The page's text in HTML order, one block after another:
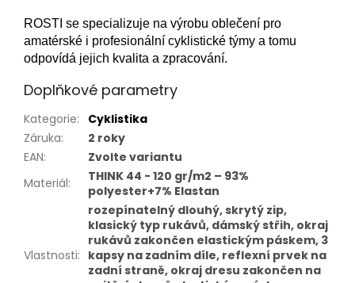
ROSTI se specializuje na výrobu oblečení pro
amatérské i profesionální cyklistické týmy a tomu
odpovídá jejich kvalita a zpracování.
Doplňkové parametry
Kategorie:
Cyklistika
Záruka:
2 roky
EAN:
Zvolte variantu
Materiál:
THINK 44 - 120 gr/m2 – 93%
polyester+7% Elastan
Vlastnosti:
rozepínatelný dlouhý, skrytý zip,
klasický typ rukávů, dámský střih, okraj
rukávů zakončen elastickým páskem, 3
kapsy na zadním díle, reflexní prvek na
zadní straně, okraj dresu zakončen na